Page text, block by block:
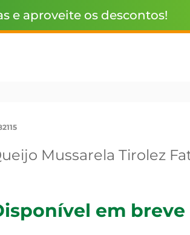
e aproveite os descontos!
Mussarela Tirolez
em breve